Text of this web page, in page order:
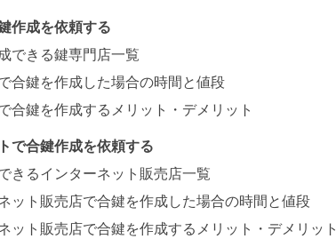
作成を依頼する
できる鍵専門店一覧
合鍵を作成した場合の時間と値段
合鍵を作成するメリット・デメリット
で合鍵作成を依頼する
きるインターネット販売店一覧
ット販売店で合鍵を作成した場合の時間と値段
ット販売店で合鍵を作成するメリット・デメリット